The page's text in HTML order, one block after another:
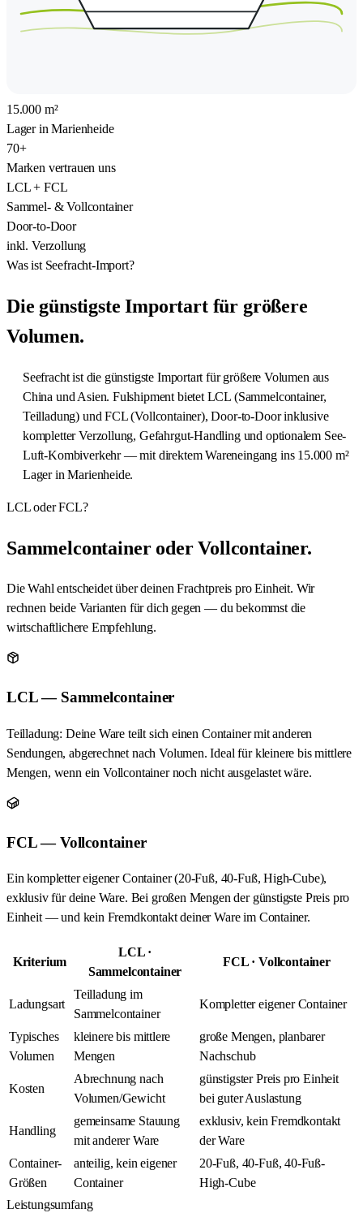
15.000
Lager in Marienheide
70+
Marken vertrauen uns
LCL+ FCL
Sammel- & Vollcontainer
Door-to-Door
inkl. Verzollung
Was ist Seefracht-Import?
Die günstigste Importartfür größere
Volumen.
Seefracht ist die günstigste Importart für größere Volumen aus
China und Asien. Fulshipment bietet LCL (Sammelcontainer,
Teilladung) und FCL (Vollcontainer), Door-to-Door inklusive
kompletter Verzollung, Gefahrgut-Handling und optionalem See-
Luft-Kombiverkehr — mit direktem Wareneingang ins 15.000 m²
Lager in Marienheide.
LCL oder FCL?
Sammelcontainer oder Vollcontainer.
Die Wahl entscheidet über deinen Frachtpreis pro Einheit. Wir
rechnen beide Varianten für dich gegen — du bekommst die
wirtschaftlichere Empfehlung.
LCL — Sammelcontainer
Teilladung: Deine Ware teilt sich einen Container mit anderen
Sendungen, abgerechnet nach Volumen. Ideal für kleinere bis mittlere
Mengen, wenn ein Vollcontainer noch nicht ausgelastet wäre.
FCL — Vollcontainer
Ein kompletter eigener Container (20-Fuß, 40-Fuß, High-Cube),
exklusiv für deine Ware. Bei großen Mengen der günstigste Preis pro
Einheit — und kein Fremdkontakt deiner Ware im Container.
Kriterium
LCL ·
Sammelcontainer
FCL · Vollcontainer
Ladungsart
Teilladung im
Sammelcontainer
Kompletter eigener Container
Typisches
Volumen
kleinere bis mittlere
Mengen
große Mengen, planbarer
Nachschub
Kosten
Abrechnung nach
Volumen/Gewicht
günstigster Preis pro Einheit
bei guter Auslastung
Handling
gemeinsame Stauung
mit anderer Ware
exklusiv, kein Fremdkontakt
der Ware
Container-
Größen
anteilig, kein eigener
Container
20-Fuß, 40-Fuß, 40-Fuß-
High-Cube
Leistungsumfang